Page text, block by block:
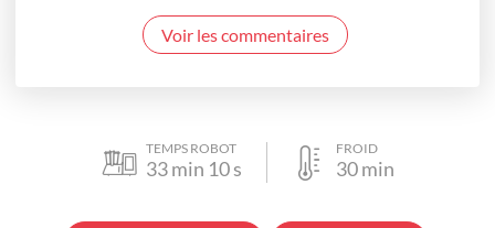
Voir les commentaires
TEMPS ROBOT
33min 10s
FROID
30min